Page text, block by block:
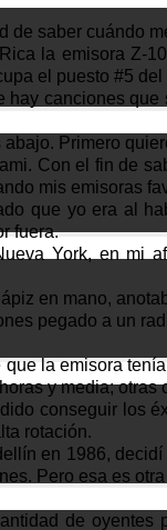
de saber cuándo
la emisora
el puesto #5
canciones
Primero
Con el fin de
mis emisoras
que yo era al
fuera.
York, en mi
en mano,
pegado a un
la emisora
y media;
conseguir los
rotación.
en 1986,
Pero esa es
de